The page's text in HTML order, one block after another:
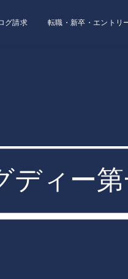
グ請求 転職・新卒・エントリ
ディー